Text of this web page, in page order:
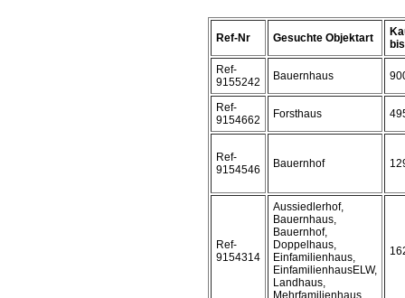
Ref-Nr Gesuchte Objektart
Ref-
9155242
Bauernhaus
Ref-
9154662
Forsthaus
Ref-
9154546
Bauernhof
Ref-
9154314
Aussiedlerhof,
Bauernhaus,
Bauernhof,
Doppelhaus,
Einfamilienhaus,
EinfamilienhausELW,
Landhaus,
Mehrfamilienhaus